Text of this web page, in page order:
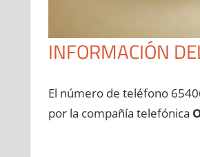
INFORMACIÓN
El número dе teléfono
pοr la compañía telefónica